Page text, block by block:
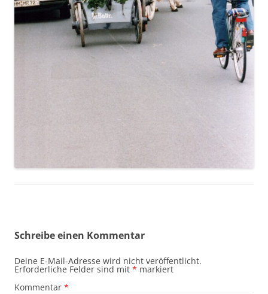
Schreibe einen Kommentar
Deine E-Mail-Adresse wird nicht veröffentlicht.
Erforderliche Felder sind mit * markiert
Kommentar *